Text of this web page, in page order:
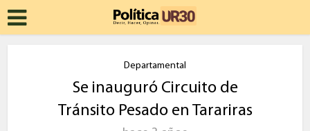
Departamental
Se inauguró Circuito de
Tránsito Pesado en Tarariras